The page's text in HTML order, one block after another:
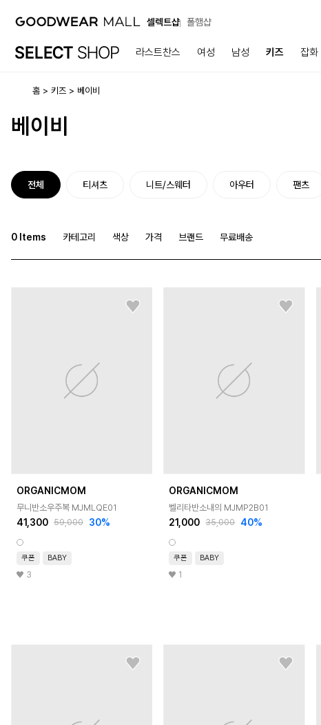
셀렉트샵 폴햄샵
라스트찬스 여성 남성 키즈 잡화
홈 키즈 베이비
베이비
전체 티셔츠 니트/스웨터 아우터 팬츠
0 Items 카테고리 색상 가격 브랜드 무료배송
ORGANICMOM
무니반소우주복 MJMLQE01
41,300 59,000 30%
쿠폰 BABY
3
ORGANICMOM
벨리타반소내의 MJMP2B01
21,000 35,000 40%
쿠폰 BABY
1